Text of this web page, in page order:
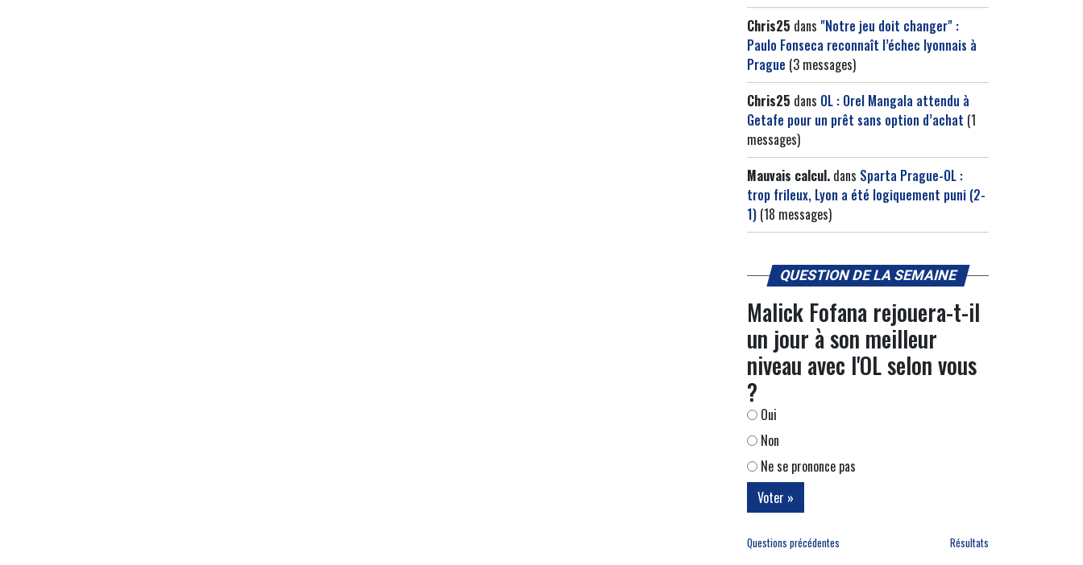
Chris25 dans "Notre jeu doit changer" :
Paulo Fonseca reconnaît l’échec lyonnais à
Prague (3 messages)
Chris25 dans OL : Orel Mangala attendu à
Getafe pour un prêt sans option d’achat (1
messages)
Mauvais calcul. dans Sparta Prague-OL :
trop frileux, Lyon a été logiquement puni (2-
1) (18 messages)
QUESTION DE LA SEMAINE
Malick Fofana rejouera-t-il
un jour à son meilleur
niveau avec l'OL selon vous
?
Oui
Non
Ne se prononce pas
Questions précédentes Résultats